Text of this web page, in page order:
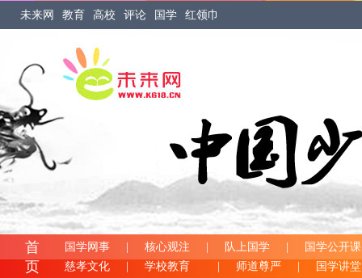
未来网 教育 高校 评论 国学 红领巾
首
页
国学网事 核心观注 队上国学
国学公开课
慈孝文化
学校教育 师道尊严 国学讲